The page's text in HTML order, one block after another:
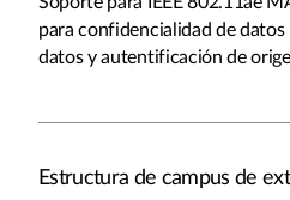
para confidencialidad de
datos y autentificación de
Estructura de campus de